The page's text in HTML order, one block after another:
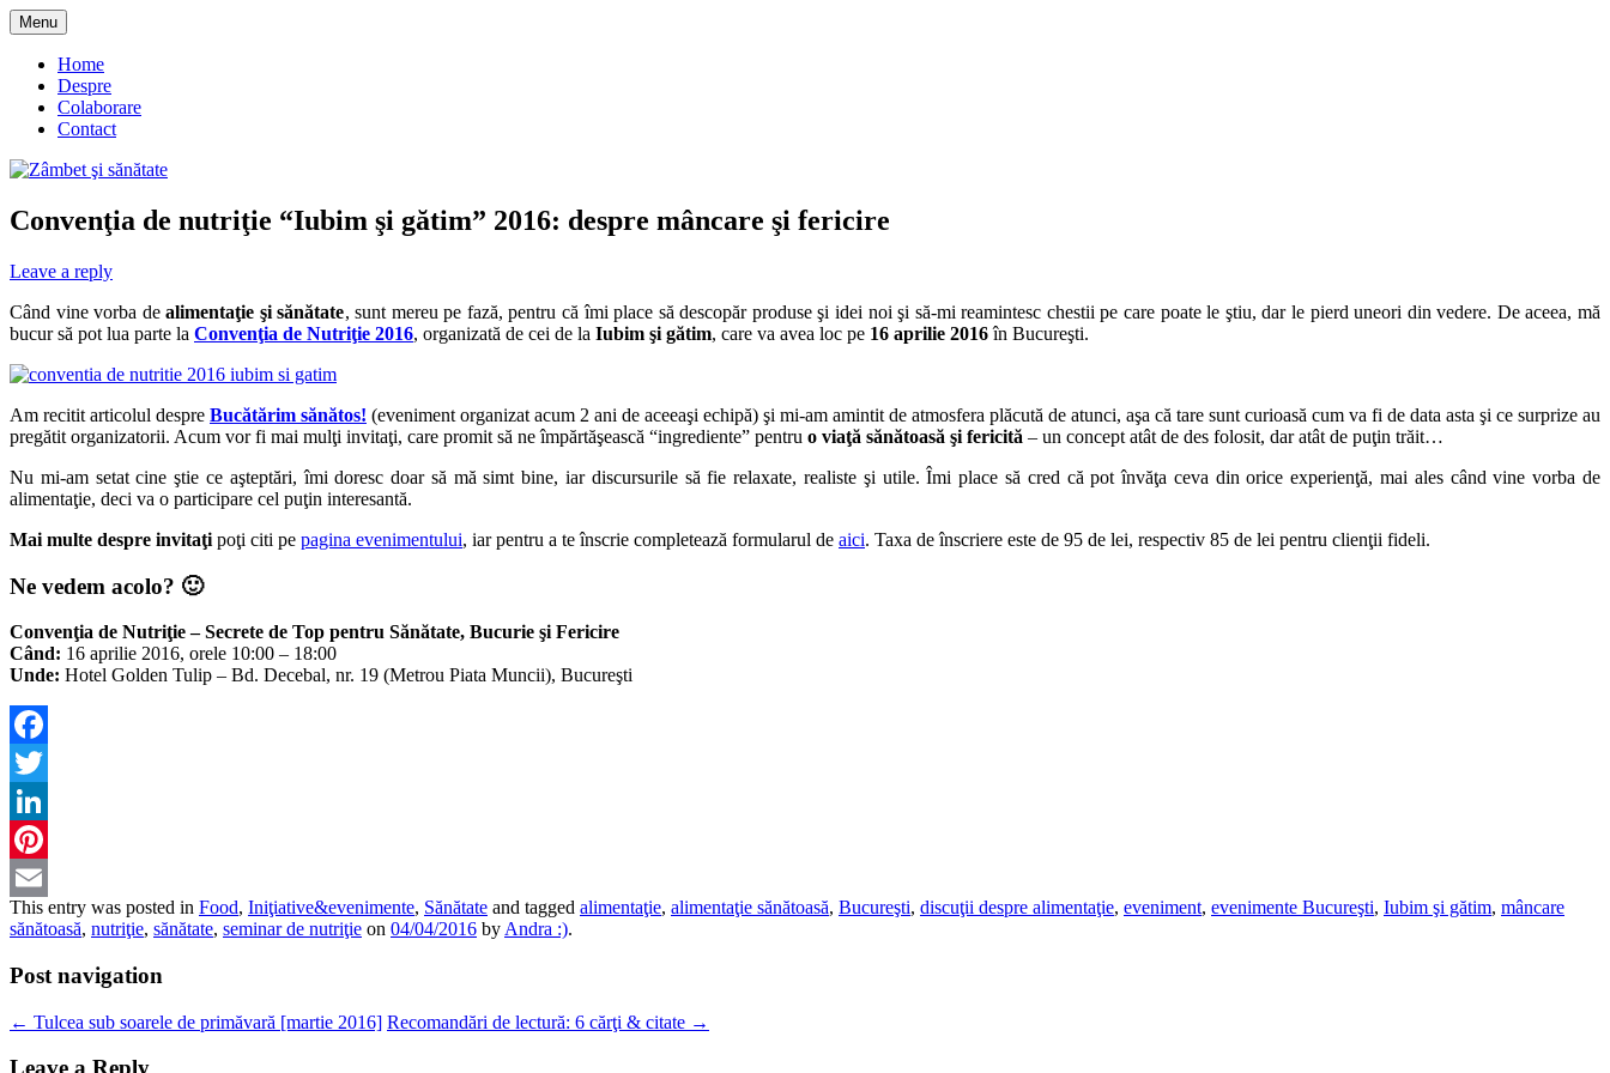
Skip
to
content
Zâmbet şi sănătate
Menu
Home
Despre
Colaborare
Contact
Convenţia de nutriţie “Iubim şi gătim” 2016: despre mâncare şi fericire
Leave a reply
Când vine vorba dealimentaţie şi sănătate, sunt mereu pe fază, pentru că îmi place să descopăr produse şi idei noi şi să-mi reamintesc chestii pe care poate le ştiu, dar le pierd uneori din vedere. De aceea, mă
bucur să pot lua parte la Convenţia de Nutriţie 2016, organizată de cei de la Iubim şi gătim, care va avea loc pe 16 aprilie 2016în Bucureşti.
Am recitit articolul despre Bucătărim sănătos! (eveniment organizat acum 2 ani de aceeaşi echipă) şi mi-am amintit de atmosfera plăcută de atunci, aşa că tare sunt curioasă cum va fi de data asta şi ce surprize au
pregătit organizatorii. Acum vor fi mai mulţi invitaţi, care promit să ne împărtăşească “ingrediente” pentru o viaţă sănătoasă şi fericită – un concept atât de des folosit, dar atât de puţin trăit…
Nu mi-am setat cine ştie ce aşteptări, îmi doresc doar să mă simt bine, iar discursurile să fie relaxate, realiste şi utile. Îmi place să cred că pot învăţa ceva din orice experienţă, mai ales când vine vorba de
alimentaţie, deci va o participare cel puţin interesantă.
Mai multe despre invitaţi poţi citi pe pagina evenimentului, iar pentru a te înscrie completează formularul de aici. Taxa de înscriere este de 95 de lei, respectiv 85 de lei pentru clienţii fideli.
Ne vedem acolo? 🙂
Convenţia de Nutriţie – Secrete de Top pentru Sănătate, Bucurie şi Fericire
Când: 16 aprilie 2016, orele 10:00 – 18:00
Unde: Hotel Golden Tulip – Bd. Decebal, nr. 19 (Metrou Piata Muncii), Bucureşti
Facebook
Twitter
LinkedIn
Pinterest
Email
This entry was posted in Food, Iniţiative&evenimente, Sănătate and tagged alimentaţie, alimentaţie sănătoasă, Bucureşti, discuţii despre alimentaţie, eveniment, evenimente Bucureşti, Iubim şi gătim, mâncare
sănătoasă, nutriţie, sănătate, seminar de nutriţie on 04/04/2016 by Andra :).
Post navigation
← Tulcea sub soarele de primăvară [martie 2016] Recomandări de lectură: 6 cărţi & citate →